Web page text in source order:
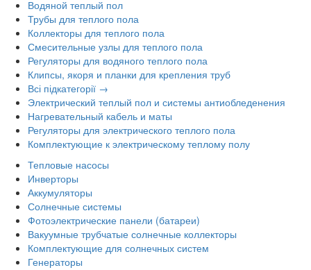
Водяной теплый пол
Трубы для теплого пола
Коллекторы для теплого пола
Смесительные узлы для теплого пола
Регуляторы для водяного теплого пола
Клипсы, якоря и планки для крепления труб
Всі підкатегорії →
Электрический теплый пол и системы антиобледенения
Нагревательный кабель и маты
Регуляторы для электрического теплого пола
Комплектующие к электрическому теплому полу
Тепловые насосы
Инверторы
Аккумуляторы
Солнечные системы
Фотоэлектрические панели (батареи)
Вакуумные трубчатые солнечные коллекторы
Комплектующие для солнечных систем
Генераторы